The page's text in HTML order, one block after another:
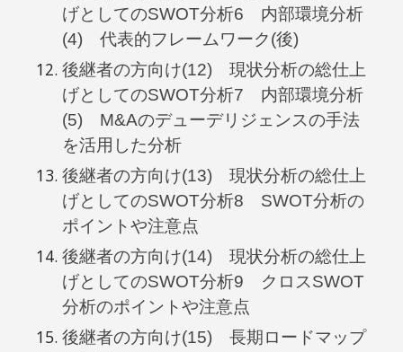
げとしてのSWOT分析6 内部環境分析
(4) 代表的フレームワーク(後)
後継者の方向け(12) 現状分析の総仕上
げとしてのSWOT分析7 内部環境分析
(5) M&Aのデューデリジェンスの手法
を活用した分析
後継者の方向け(13) 現状分析の総仕上
げとしてのSWOT分析8 SWOT分析の
ポイントや注意点
後継者の方向け(14) 現状分析の総仕上
げとしてのSWOT分析9 クロスSWOT
分析のポイントや注意点
後継者の方向け(15) 長期ロードマップ